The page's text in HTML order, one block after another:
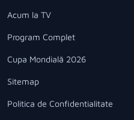
Acum la TV
Program Complet
Cupa Mondială 2026
Sitemap
Politica de Confidentialitate